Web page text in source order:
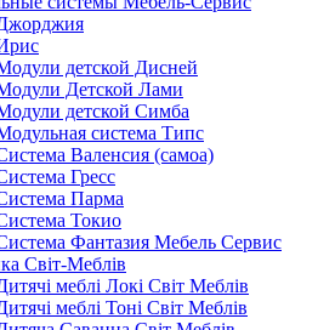
детской Дисней
Детской Лами
детской Симба
система Типс
Валенсия (самоа)
Гресс
Парма
Токио
Фантазия Мебель Сервис
Світ-Меблів
меблі Локі Світ Меблів
меблі Тоні Світ Меблів